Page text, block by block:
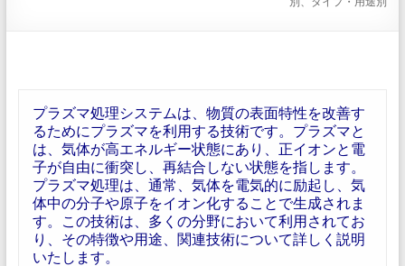
プラズマ処理システムは、物質の表面特性を改善す
るためにプラズマを利用する技術です。プラズマと
は、気体が高エネルギー状態にあり、正イオンと電
子が自由に衝突し、再結合しない状態を指します。
プラズマ処理は、通常、気体を電気的に励起し、気
体中の分子や原子をイオン化することで生成されま
す。この技術は、多くの分野において利用されてお
り、その特徴や用途、関連技術について詳しく説明
いたします。